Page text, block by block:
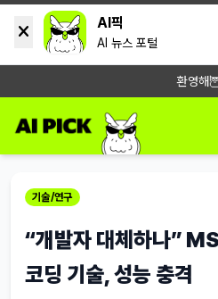
AI픽
AI 뉴스 포털
환영해
기술/연구
“개발자 대체하나”
코딩 기술, 성능 충격